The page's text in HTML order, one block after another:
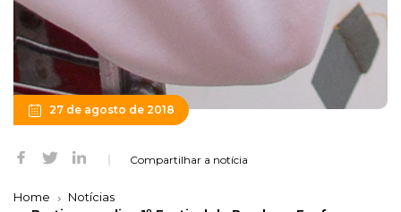
27 de agosto de 2018
Compartilhar a notícia
Home
Notícias